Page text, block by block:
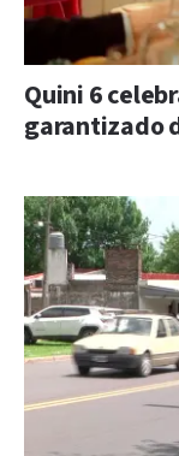
Quini 6
garantizado